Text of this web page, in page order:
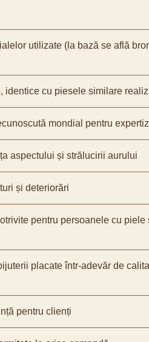
utilizate (la bază se află
identice cu piesele similare
mondial pentru
aspectului și strălucirii aurului
și deteriorări
pentru persoanele cu piele
placate într-adevăr de
pentru clienți